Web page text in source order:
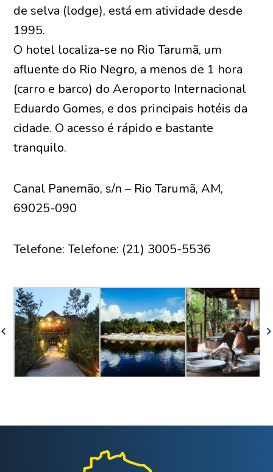
de selva (lodge), está em atividade desde
1995.
O hotel localiza-se no Rio Tarumã, um
afluente do Rio Negro, a menos de 1 hora
(carro e barco) do Aeroporto Internacional
Eduardo Gomes, e dos principais hotéis da
cidade. O acesso é rápido e bastante
tranquilo.
Canal Panemão, s/n – Rio Tarumã, AM,
69025-090
Telefone: Telefone: (21) 3005-5536